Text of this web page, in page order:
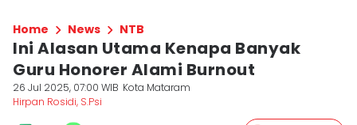
Home News NTB
Ini Alasan Utama Kenapa Banyak
Guru Honorer Alami Burnout
26 Jul 2025, 07:00 WIB Kota Mataram
Hirpan Rosidi, S.Psi